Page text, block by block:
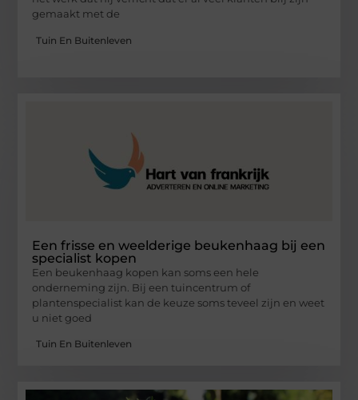
gemaakt met de
Tuin En Buitenleven
Een frisse en weelderige beukenhaag bij een
specialist kopen
Een beukenhaag kopen kan soms een hele
onderneming zijn. Bij een tuincentrum of
plantenspecialist kan de keuze soms teveel zijn en weet
u niet goed
Tuin En Buitenleven